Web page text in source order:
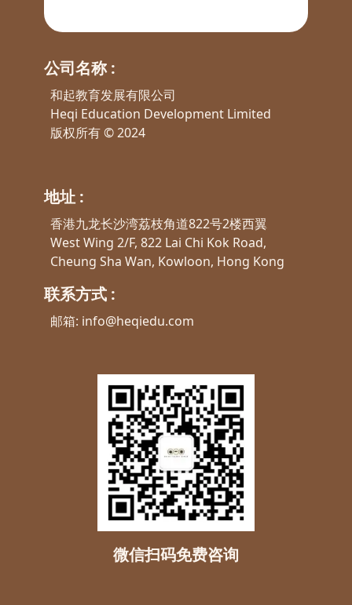
公司名称 :
和起教育发展有限公司
Heqi Education Development Limited
版权所有 © 2024
地址 :
香港九龙长沙湾荔枝角道822号2楼西翼
West Wing 2/F, 822 Lai Chi Kok Road,
Cheung Sha Wan, Kowloon, Hong Kong
联系方式 :
邮箱: info@heqiedu.com
微信扫码免费咨询